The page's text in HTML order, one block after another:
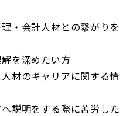
・会計人材との繋がりを
を深めたい方
材のキャリアに関する情
説明をする際に苦労した